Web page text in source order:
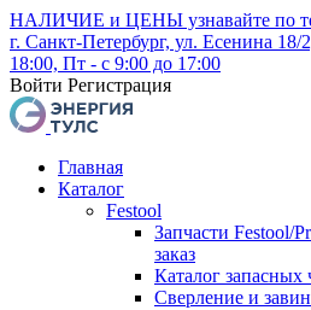
НАЛИЧИЕ и ЦЕНЫ узнавайте по
г. Санкт-Петербург, ул. Есенина 18/
18:00, Пт - с 9:00 до 17:00
Войти Регистрация
Главная
Каталог
Festool
Запчасти Festool/
заказ
Каталог запасных
Сверление и